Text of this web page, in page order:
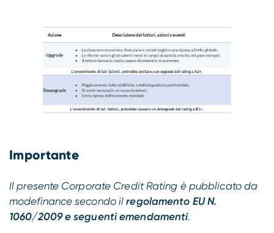
Importante
Il presente Corporate Credit Rating è pubblicato da
modefinance secondo ilregolamento EU N.
1060/2009 e seguenti emendamenti.